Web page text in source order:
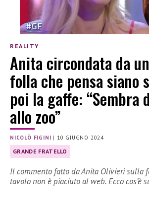
REALITY
Anita circondata da
folla che pensa siano
poi la gaffe: “Sembra
allo zoo”
NICOLÒ FIGINI | 10 GIUGNO 2024
GRANDE FRATELLO
Il commento fatto da Anita Olivieri sulla
tavolo non è piaciuto al web. Ecco cos’è